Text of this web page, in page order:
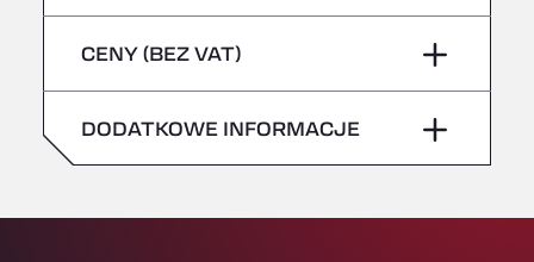
All 4 Trucks
Klaverbladstaat 21, 3560
American Truck Wash
Av. des Etats-Unis 90, 6041
Aut. A4 Salida 288 Pol. Ind. del Guadiel, 23210
sobota –
sobota –
niebezpieczne/ADR
CENY (BEZ VAT)
DODATKOWE INFORMACJE